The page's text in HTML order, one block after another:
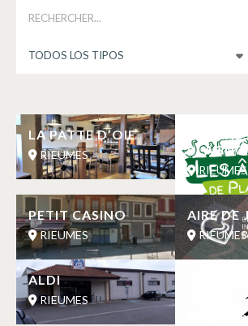
LA PATTE D’OIE
RIEUMES
LES
RIEUMES
PETIT CASINO
RIEUMES
AIRE DE
RIEUMES
ALDI
RIEUMES
AIRE
RIEUMES